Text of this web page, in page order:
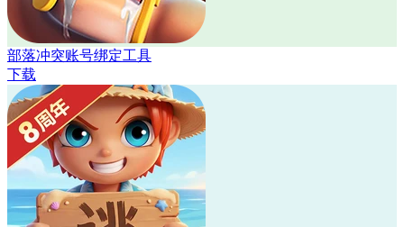
部落冲突账号绑定工具
下载